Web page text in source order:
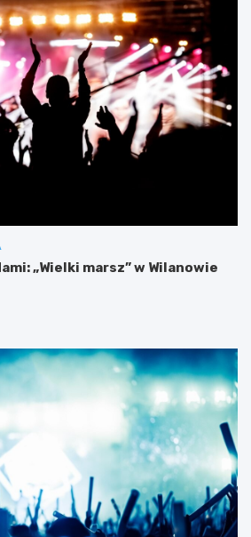
„Wielki marsz” w Wilanowie